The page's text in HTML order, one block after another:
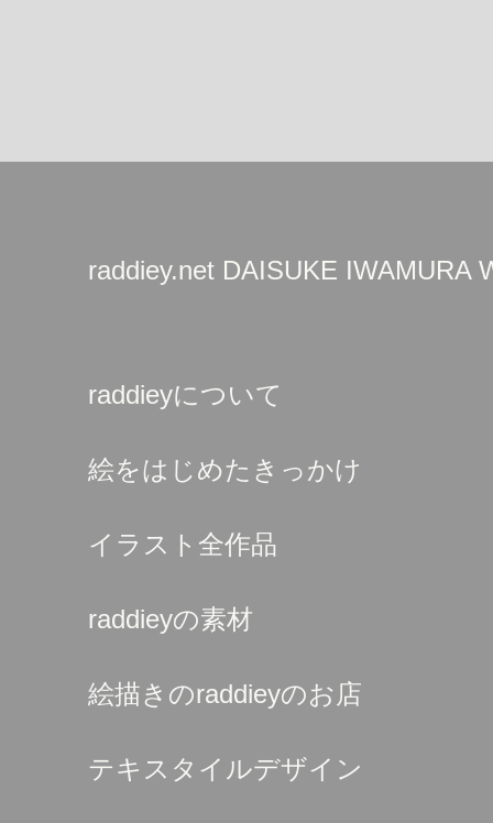
raddiey.net DAISUKE IWAMURA
raddieyについて
絵をはじめたきっかけ
イラスト全作品
raddieyの素材
絵描きのraddieyのお店
テキスタイルデザイン